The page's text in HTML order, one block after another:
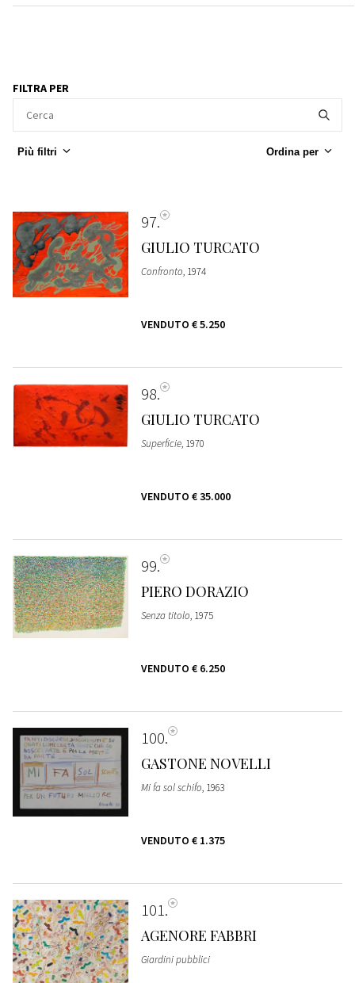
FILTRA PER
Più filtri Ordina per
97
GIULIO TURCATO
Confronto, 1974
VENDUTO € 5.250
98
GIULIO TURCATO
Superficie, 1970
VENDUTO € 35.000
99
PIERO DORAZIO
Senza titolo, 1975
VENDUTO € 6.250
100
GASTONE NOVELLI
Mi fa sol schifo, 1963
VENDUTO € 1.375
101
AGENORE FABBRI
Giardini pubblici